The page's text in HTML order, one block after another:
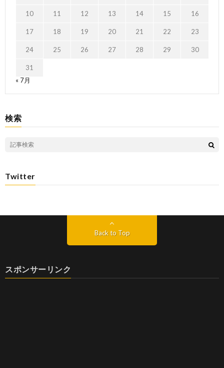
10 11 12 13 14 15 16
17 18 19 20 21 22 23
24 25 26 27 28 29 30
31
« 7月
検索
Twitter
Back to Top
スポンサーリンク